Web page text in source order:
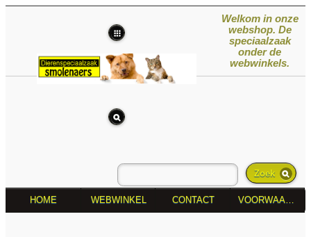
Zoek
Welkom in onze
webshop. De
speciaalzaak
onder de
webwinkels.
HOME WEBWINKEL CONTACT VOORWAARDEN